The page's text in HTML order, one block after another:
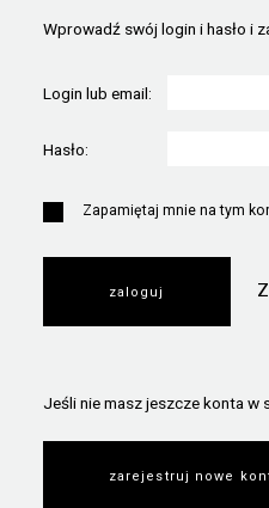
Wprowadź swój login i hasło i
Login lub email:
Hasło:
Zapamiętaj mnie na tym
Jeśli nie masz jeszcze konta w
zarejestruj nowe